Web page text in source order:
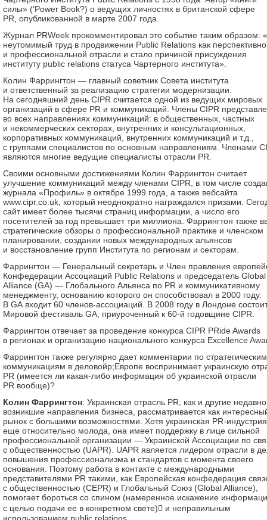
силы» (‘Power Book?) о ведущих личностях в британской сфере
PR, опубликованной в марте 2007 года.
Журнал PRWeek прокомментировал это событие таким образом:
неутомимый труд в продвижении Public Relations как
и профессиональной отрасли и стало причиной присуждения
институту public relations статуса Чартерного института».
Колин Фаррингтон — главный советник Совета института
и ответственный за реализацию стратегии модернизации.
На сегодняшний день CIPR считается одной из ведущих мировых
организаций в сфере PR и коммуникаций. Члены CIPR
во всех направлениях коммуникаций: в общественных, частных
и некоммерческих секторах, внутренних и консультационных,
корпоративных коммуникаций, внутренних коммуникаций и т.д.,
с группами специалистов по основным направлениям. Членами
являются многие ведущие специалисты отрасли PR.
Своими основными достижениями Колин Фаррингтон считает
улучшение коммуникаций между членами CIPR, в том числе
журнала «Профиль» в октябре 1999 года, а также вебсайта
www.cipr.co.uk, который неоднократно награждался призами.
сайт имеет более тысячи страниц информации, а число его
посетителей за год превышает три миллиона. Фаррингтон также
стратегические обзоры о профессиональной практике и членском
планировании, создании новых международных альянсов
и восстановление групп Института по регионам и секторам.
Фаррингтон — Генеральный секретарь и Член правления
Конфедерации Ассоциаций Public Relations и председатель Global
Alliance (GA) — Глобального Альянса по PR и коммуникативному
менеджменту, основанию которого он способствовал в 2000 году.
В GA входит 60 членов-ассоциаций. В 2008 году в Лондоне
Мировой фестиваль GA, приуроченный к 60-й годовщине CIPR.
Фаррингтон отвечает за проведение конкурса CIPR PRide Awards
в регионах и организацию национального конкурса Excellence
Фаррингтон также регулярно дает комментарии по стратегическим
коммуникациям в деловойp;Европе воспринимает украинскую
PR (имеется ли какая-либо информация об украинской отрасли
PR вообще)?
Колин Фаррингтон: Украинская отрасль PR, как и другие недавно
возникшие направления бизнеса, рассматривается как
рынок с большими возможностями. Хотя украинская PR-индустрия
еще относительно молода, она имеет поддержку в лице сильной
профессиональной организации — Украинской Ассоциации по
с общественностью (UAPR). UAPR является лидером отрасли в
повышения профессионализма и стандартов с момента своего
основания. Поэтому работа в контакте с международными
представителями PR такими, как Европейская конфедерация
с общественностью (СEPR) и Глобальный Союз (Global Alliance),
помогает бороться со спином (намеренное искажение
с целью подачи ее в конкретном свете) и неправильным